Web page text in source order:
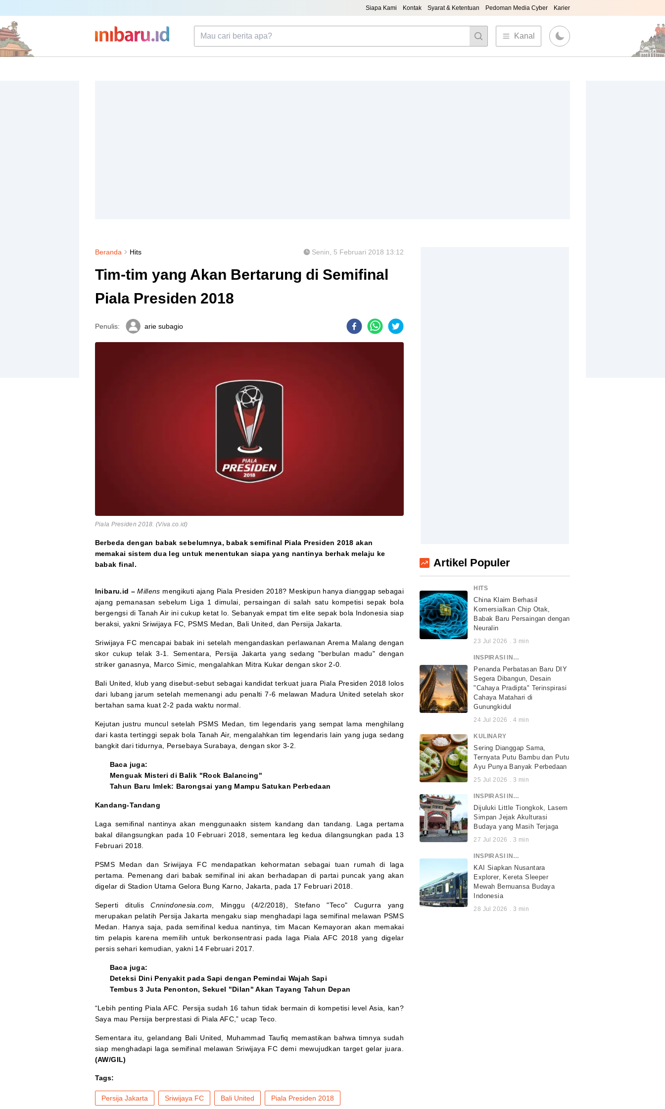
Siapa Kami Kontak Syarat & Ketentuan Pedoman Media Cyber Karier
Kanal
Beranda Hits Senin, 5 Februari 2018 13:12
Tim-tim yang Akan Bertarung di Semifinal
Piala Presiden 2018
Penulis: arie subagio
Piala Presiden 2018. (Viva.co.id)
Berbeda dengan babak sebelumnya, babak semifinal Piala Presiden 2018 akan
memakai sistem dua leg untuk menentukan siapa yang nantinya berhak melaju ke
babak final.
Inibaru.id –Millens mengikuti ajang Piala Presiden 2018? Meskipun hanya dianggap sebagai
ajang pemanasan sebelum Liga 1 dimulai, persaingan di salah satu kompetisi sepak bola
bergengsi di Tanah Air ini cukup ketat lo. Sebanyak empat tim elite sepak bola Indonesia siap
beraksi, yakni Sriwijaya FC, PSMS Medan, Bali United, dan Persija Jakarta.
Sriwijaya FC mencapai babak ini setelah mengandaskan perlawanan Arema Malang dengan
skor cukup telak 3-1. Sementara, Persija Jakarta yang sedang "berbulan madu" dengan
striker ganasnya, Marco Simic, mengalahkan Mitra Kukar dengan skor 2-0.
Bali United, klub yang disebut-sebut sebagai kandidat terkuat juara Piala Presiden 2018 lolos
dari lubang jarum setelah memenangi adu penalti 7-6 melawan Madura United setelah skor
bertahan sama kuat 2-2 pada waktu normal.
Kejutan justru muncul setelah PSMS Medan, tim legendaris yang sempat lama menghilang
dari kasta tertinggi sepak bola Tanah Air, mengalahkan tim legendaris lain yang juga sedang
bangkit dari tidurnya, Persebaya Surabaya, dengan skor 3-2.
Baca juga:
Menguak Misteri di Balik "Rock Balancing"
Tahun Baru Imlek: Barongsai yang Mampu Satukan Perbedaan
Kandang-Tandang
Laga semifinal nantinya akan menggunaakn sistem kandang dan tandang. Laga pertama
bakal dilangsungkan pada 10 Februari 2018, sementara leg kedua dilangsungkan pada 13
Februari 2018.
PSMS Medan dan Sriwijaya FC mendapatkan kehormatan sebagai tuan rumah di laga
pertama. Pemenang dari babak semifinal ini akan berhadapan di partai puncak yang akan
digelar di Stadion Utama Gelora Bung Karno, Jakarta, pada 17 Februari 2018.
Seperti ditulisCnnindonesia.com , Minggu (4/2/2018), Stefano "Teco" Cugurra yang
merupakan pelatih Persija Jakarta mengaku siap menghadapi laga semifinal melawan PSMS
Medan. Hanya saja, pada semifinal kedua nantinya, tim Macan Kemayoran akan memakai
tim pelapis karena memilih untuk berkonsentrasi pada laga Piala AFC 2018 yang digelar
persis sehari kemudian, yakni 14 Februari 2017.
Baca juga:
Deteksi Dini Penyakit pada Sapi dengan Pemindai Wajah Sapi
Tembus 3 Juta Penonton, Sekuel "Dilan" Akan Tayang Tahun Depan
“Lebih penting Piala AFC. Persija sudah 16 tahun tidak bermain di kompetisi level Asia, kan?
Saya mau Persija berprestasi di Piala AFC,” ucap Teco.
Sementara itu, gelandang Bali United, Muhammad Taufiq memastikan bahwa timnya sudah
siap menghadapi laga semifinal melawan Sriwijaya FC demi mewujudkan target gelar juara.
(AW/GIL)
Tags:
Persija Jakarta Sriwijaya FC Bali United Piala Presiden 2018
Artikel Populer
HITS
China Klaim Berhasil
Komersialkan Chip Otak,
Babak Baru Persaingan dengan
Neuralin
23 Jul 2026 . 3 min
INSPIRASI INDONESIA
Penanda Perbatasan Baru DIY
Segera Dibangun, Desain
"Cahaya Pradipta" Terinspirasi
Cahaya Matahari di
Gunungkidul
24 Jul 2026 . 4 min
KULINARY
Sering Dianggap Sama,
Ternyata Putu Bambu dan Putu
Ayu Punya Banyak Perbedaan
25 Jul 2026 . 3 min
INSPIRASI INDONESIA
Dijuluki Little Tiongkok, Lasem
Simpan Jejak Akulturasi
Budaya yang Masih Terjaga
27 Jul 2026 . 3 min
INSPIRASI INDONESIA
KAI Siapkan Nusantara
Explorer, Kereta Sleeper
Mewah Bernuansa Budaya
Indonesia
28 Jul 2026 . 3 min